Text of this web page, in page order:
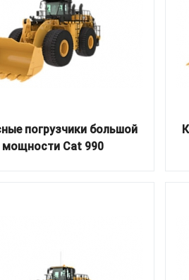
погрузчики большой
мощности Cat 990